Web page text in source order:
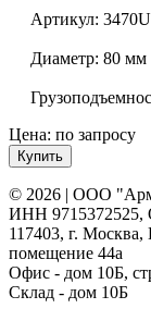
Артикул:
Диаметр: 80 мм
Цена: по запросу
Купить
© 2026 | ООО
ИНН 9715372525,
117403, г. Москва,
помещение 44а
Офис - дом 10Б,
Склад - дом 10Б